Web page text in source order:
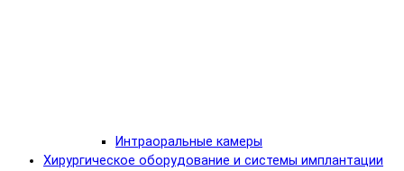
Интраоральные камеры
Хирургическое оборудование и системы имплантации